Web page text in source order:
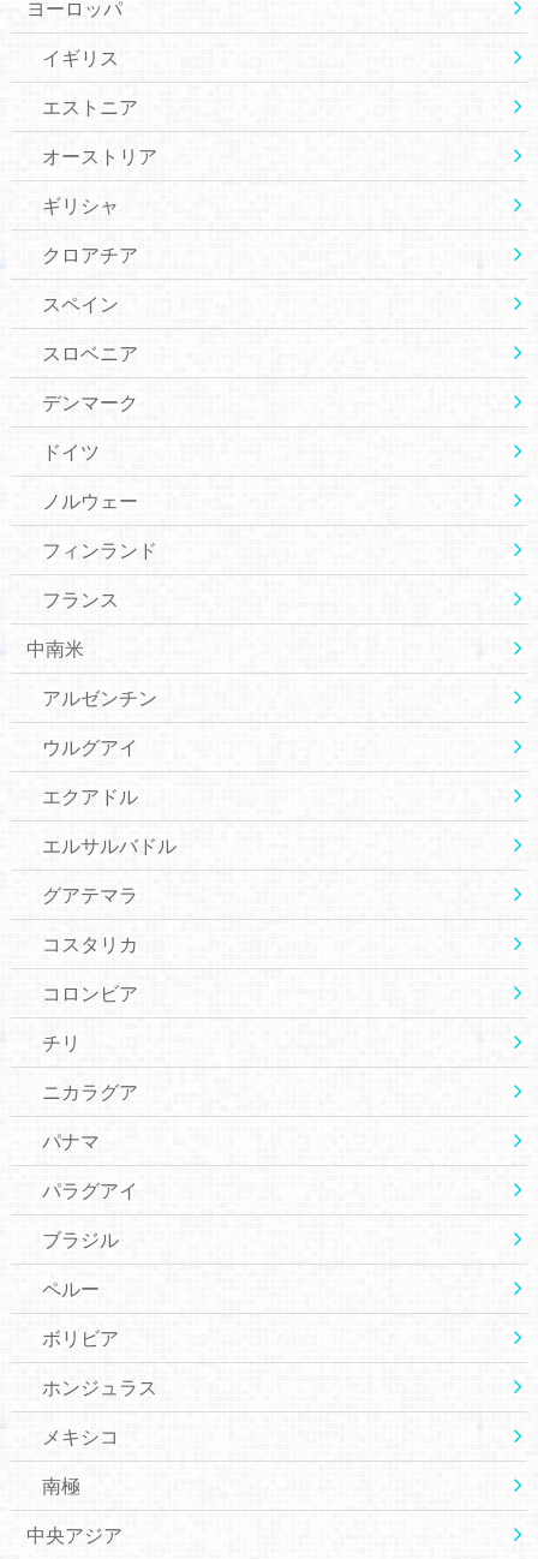
ヨーロッパ
イギリス
エストニア
オーストリア
ギリシャ
クロアチア
スペイン
スロベニア
デンマーク
ドイツ
ノルウェー
フィンランド
フランス
中南米
アルゼンチン
ウルグアイ
エクアドル
エルサルバドル
グアテマラ
コスタリカ
コロンビア
チリ
ニカラグア
パナマ
パラグアイ
ブラジル
ペルー
ボリビア
ホンジュラス
メキシコ
南極
中央アジア